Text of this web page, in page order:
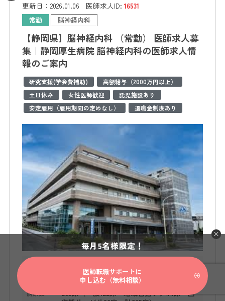
更新日： 2026.01.06 医師求人ID:16531
常勤 脳神経内科
【静岡県】脳神経内科 （常勤） 医師求人募
集｜静岡厚生病院 脳神経内科の医師求人情
報のご案内
研究支援(学会費補助)
高額給与（2000万円以上）
土日休み
女性医師歓迎
託児施設あり
安定雇用（雇用期間の定めなし）
退職金制度あり
脳神経内科
病床数
265床（一般122床・地域包括ケア44床・回
毎月5名様限定！
医師転職サポートに
申し込む（無料相談）